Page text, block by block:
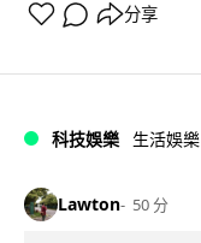
分享
科技娛樂 生活娛樂
Lawton 50 分